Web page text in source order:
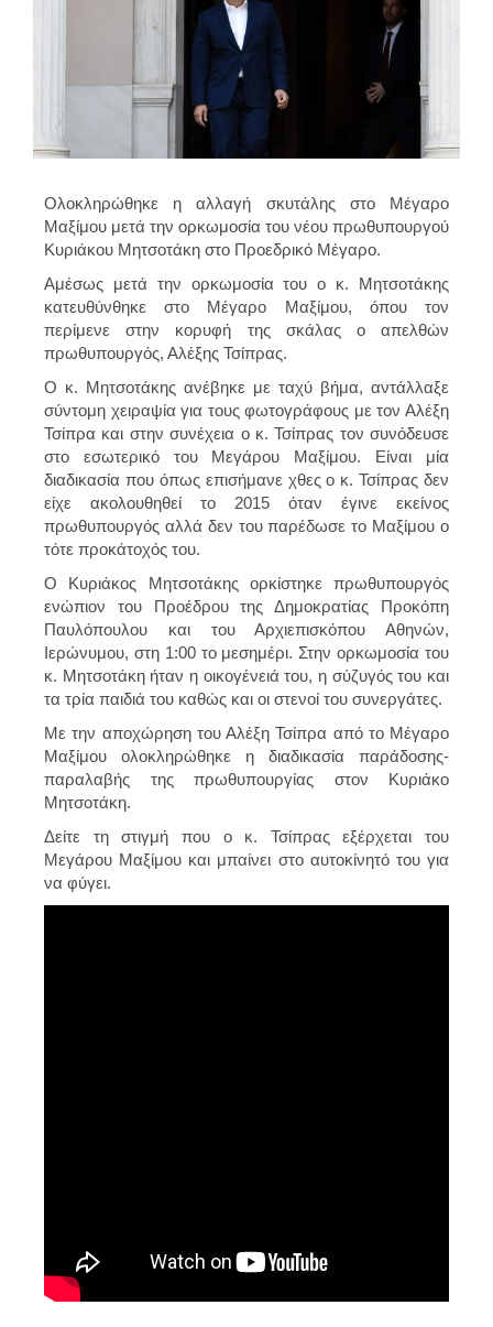
Ολοκληρώθηκε η αλλαγή σκυτάλης στο Μέγαρο
Μαξίμου μετά την ορκωμοσία του νέου πρωθυπουργού
Κυριάκου Μητσοτάκη στο Προεδρικό Μέγαρο.
Αμέσως μετά την ορκωμοσία του ο κ. Μητσοτάκης
κατευθύνθηκε στο Μέγαρο Μαξίμου, όπου τον
περίμενε στην κορυφή της σκάλας ο απελθών
πρωθυπουργός, Αλέξης Τσίπρας.
Ο κ. Μητσοτάκης ανέβηκε με ταχύ βήμα, αντάλλαξε
σύντομη χειραψία για τους φωτογράφους με τον Αλέξη
Τσίπρα και στην συνέχεια ο κ. Τσίπρας τον συνόδευσε
στο εσωτερικό του Μεγάρου Μαξίμου. Είναι μία
διαδικασία που όπως επισήμανε χθες ο κ. Τσίπρας δεν
είχε ακολουθηθεί το 2015 όταν έγινε εκείνος
πρωθυπουργός αλλά δεν του παρέδωσε το Μαξίμου ο
τότε προκάτοχός του.
Ο Κυριάκος Μητσοτάκης ορκίστηκε πρωθυπουργός
ενώπιον του Προέδρου της Δημοκρατίας Προκόπη
Παυλόπουλου και του Αρχιεπισκόπου Αθηνών,
Ιερώνυμου, στη 1:00 το μεσημέρι. Στην ορκωμοσία του
κ. Μητσοτάκη ήταν η οικογένειά του, η σύζυγός του και
τα τρία παιδιά του καθώς και οι στενοί του συνεργάτες.
Με την αποχώρηση του Αλέξη Τσίπρα από το Μέγαρο
Μαξίμου ολοκληρώθηκε η διαδικασία παράδοσης-
παραλαβής της πρωθυπουργίας στον Κυριάκο
Μητσοτάκη.
Δείτε τη στιγμή που ο κ. Τσίπρας εξέρχεται του
Μεγάρου Μαξίμου και μπαίνει στο αυτοκίνητό του για
να φύγει.